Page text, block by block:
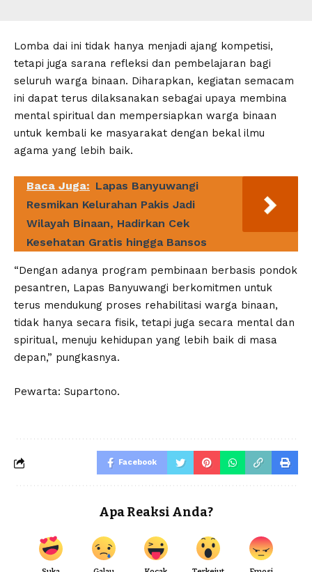
Lomba dai ini tidak hanya menjadi ajang kompetisi,
tetapi juga sarana refleksi dan pembelajaran bagi
seluruh warga binaan. Diharapkan, kegiatan semacam
ini dapat terus dilaksanakan sebagai upaya membina
mental spiritual dan mempersiapkan warga binaan
untuk kembali ke masyarakat dengan bekal ilmu
agama yang lebih baik.
Baca Juga: Lapas Banyuwangi
Resmikan Kelurahan Pakis Jadi
Wilayah Binaan, Hadirkan Cek
Kesehatan Gratis hingga Bansos
“Dengan adanya program pembinaan berbasis pondok
pesantren, Lapas Banyuwangi berkomitmen untuk
terus mendukung proses rehabilitasi warga binaan,
tidak hanya secara fisik, tetapi juga secara mental dan
spiritual, menuju kehidupan yang lebih baik di masa
depan,” pungkasnya.
Pewarta: Supartono.
Facebook
Apa Reaksi Anda?